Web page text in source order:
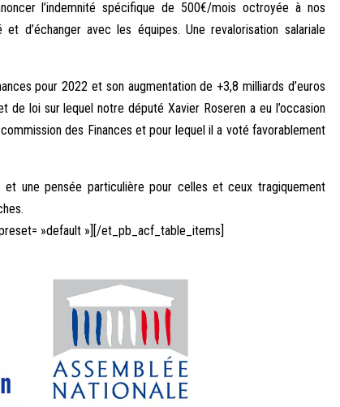
l’indemnité spécifique de 500€/mois octroyée à nos
d’échanger avec les équipes. Une revalorisation salariale
pour 2022 et son augmentation de +3,8 milliards d’euros
loi sur lequel notre député Xavier Roseren a eu l’occasion
des Finances et pour lequel il a voté favorablement
une pensée particulière pour celles et ceux tragiquement
»default »][/et_pb_acf_table_items]